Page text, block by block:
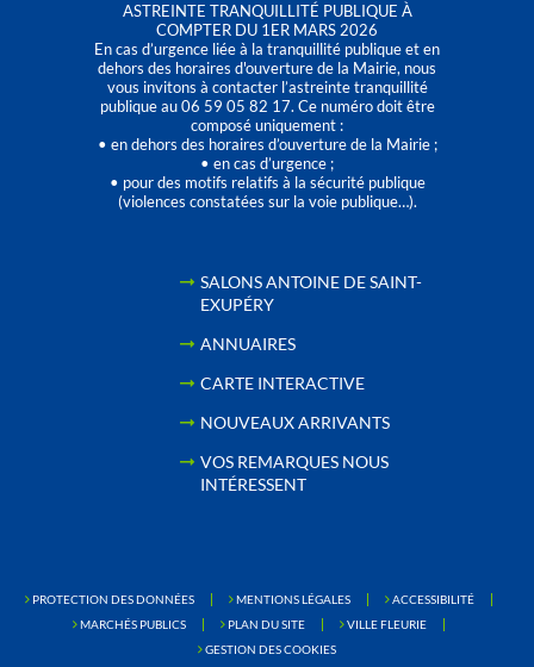
ASTREINTE TRANQUILLITÉ PUBLIQUE À
COMPTER DU 1ER MARS 2026
En cas d’urgence liée à la tranquillité publique et en
dehors des horaires d'ouverture de la Mairie, nous
vous invitons à contacter l’astreinte tranquillité
publique au 06 59 05 82 17. Ce numéro doit être
composé uniquement :
• en dehors des horaires d’ouverture de la Mairie ;
• en cas d’urgence ;
• pour des motifs relatifs à la sécurité publique
(violences constatées sur la voie publique…).
SALONS ANTOINE DE SAINT-
EXUPÉRY
ANNUAIRES
CARTE INTERACTIVE
NOUVEAUX ARRIVANTS
VOS REMARQUES NOUS
INTÉRESSENT
PROTECTION DES DONNÉES MENTIONS LÉGALES
ACCESSIBILITÉ
MARCHÉS PUBLICS
PLAN DU SITE
VILLE FLEURIE
GESTION DES COOKIES